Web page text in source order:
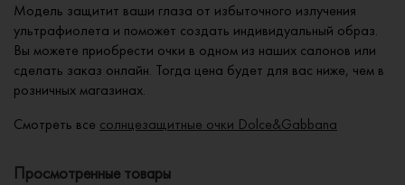
Модель защитит ваши глаза от избыточного излучения
ультрафиолета и поможет создать индивидуальный образ.
Вы можете приобрести очки в одном из наших салонов или
сделать заказ онлайн. Тогда цена будет для вас ниже, чем в
розничных магазинах.
Смотреть все солнцезащитные очки Dolce&Gabbana
Просмотренные товары